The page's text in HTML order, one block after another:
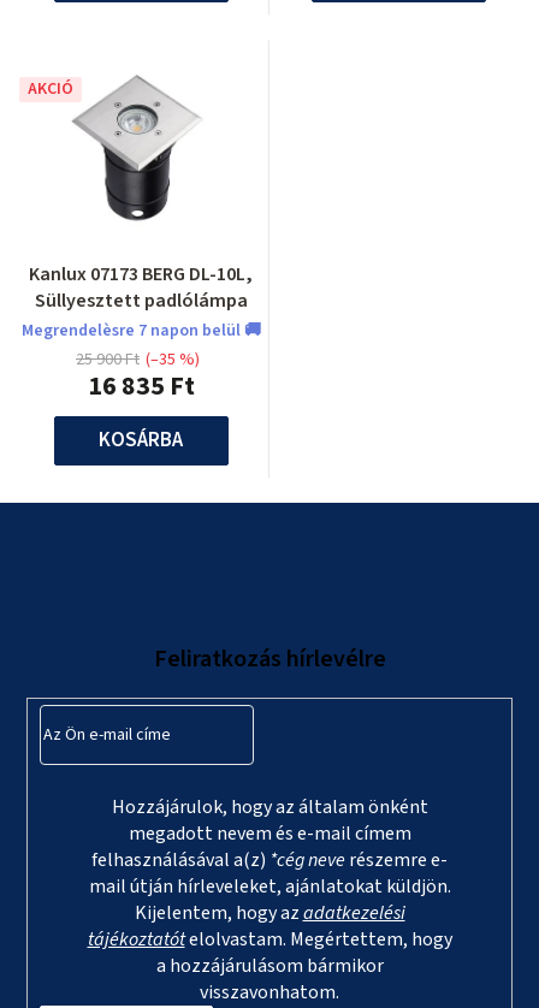
AKCIÓ
Kanlux 07173 BERG DL-10L,
Süllyesztett padlólámpa
Megrendelèsre 7 napon belül 🚚
16 835 Ft
25 900 Ft (–35 %)
KOSÁRBA
Feliratkozás hírlevélre
Hozzájárulok, hogy az általam önként
megadott nevem és e-mail címem
felhasználásával a(z) *cég neverészemre e-
mail útján hírleveleket, ajánlatokat küldjön.
Kijelentem, hogy azadatkezelési
tájékoztatótelolvastam. Megértettem, hogy
a hozzájárulásom bármikor
visszavonhatom.